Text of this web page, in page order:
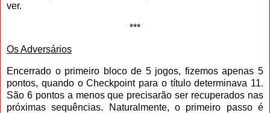
ver.
***
Os Adversários
Encerrado o primeiro bloco de 5 jogos, fizemos apenas 5
pontos, quando o Checkpoint para o título determinava 11.
São 6 pontos a menos que precisarão ser recuperados nas
próximas sequências. Naturalmente, o primeiro passo é